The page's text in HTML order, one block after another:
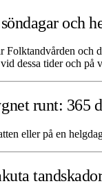
och
Folktandvården
dessa tider och på
runt: 365
eller på en